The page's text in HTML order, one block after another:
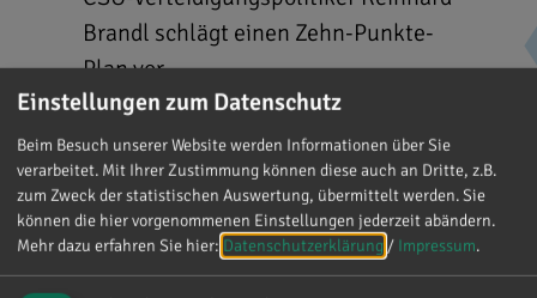
Brandl schlägt einen Zehn-Punkte-
Plan vor.
Dokument downloaden
Einstellungen zum Datenschutz
Beim Besuch unserer Website werden Informationen über Sie
verarbeitet. Mit Ihrer Zustimmung können diese auch an Dritte, z.B.
zum Zweck der statistischen Auswertung, übermittelt werden. Sie
können die hier vorgenommenen Einstellungen jederzeit abändern.
Mehr dazu erfahren Sie hier: Datenschutzerklärung / Impressum.